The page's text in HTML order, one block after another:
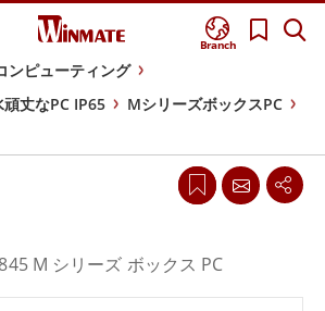
Branch
ンピューティング
丈なPC IP65
MシリーズボックスPC
M シリーズ ボックス PC